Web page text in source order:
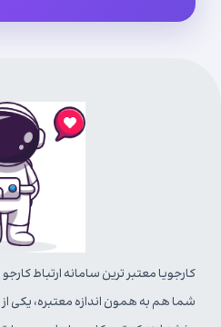
کارجویا معتبر ترین سامانه ارتباط
شما هم به همون اندازه معتبره، یکی